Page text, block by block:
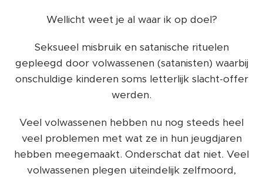
Wellicht weet je al waar ik op doel?
Seksueel misbruik en satanische rituelen
gepleegd door volwassenen (satanisten) waarbij
onschuldige kinderen soms letterlijk slacht-offer
werden.
Veel volwassenen hebben nu nog steeds heel
veel problemen met wat ze in hun jeugdjaren
hebben meegemaakt. Onderschat dat niet. Veel
volwassenen plegen uiteindelijk zelfmoord,